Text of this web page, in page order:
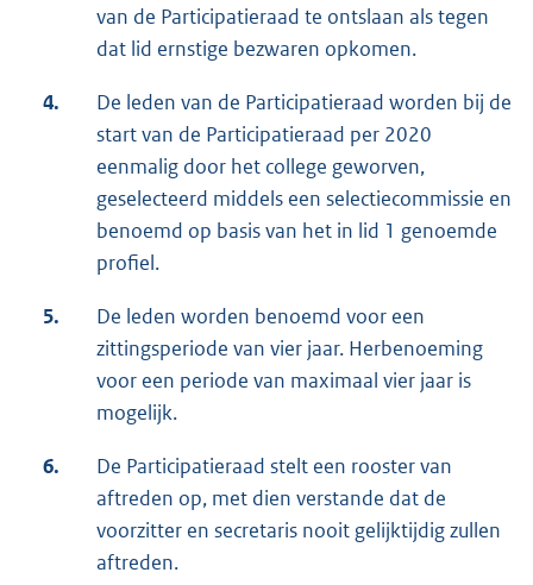
van de Participatieraad te ontslaan als tegen
dat lid ernstige bezwaren opkomen.
4.
De leden van de Participatieraad worden bij de
start van de Participatieraad per 2020
eenmalig door het college geworven,
geselecteerd middels een selectiecommissie en
benoemd op basis van het in lid 1 genoemde
profiel.
5.
De leden worden benoemd voor een
zittingsperiode van vier jaar. Herbenoeming
voor een periode van maximaal vier jaar is
mogelijk.
6.
De Participatieraad stelt een rooster van
aftreden op, met dien verstande dat de
voorzitter en secretaris nooit gelijktijdig zullen
aftreden.